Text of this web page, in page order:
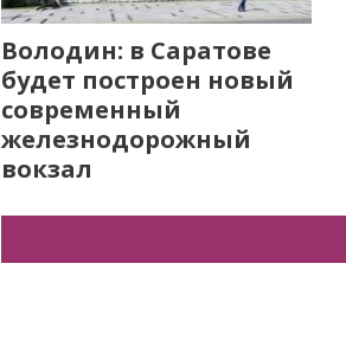
Володин: в Саратове
будет построен новый
современный
железнодорожный
вокзал